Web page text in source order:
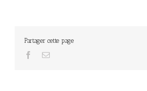
Partager cette page